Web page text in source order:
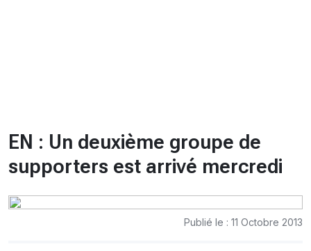
EN : Un deuxième groupe de
supporters est arrivé mercredi
Publié le : 11 Octobre 2013